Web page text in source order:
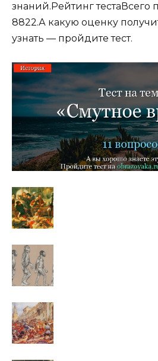
знаний.Рейтинг тестаВсего
8822.А какую оценку
узнать — пройдите тест.